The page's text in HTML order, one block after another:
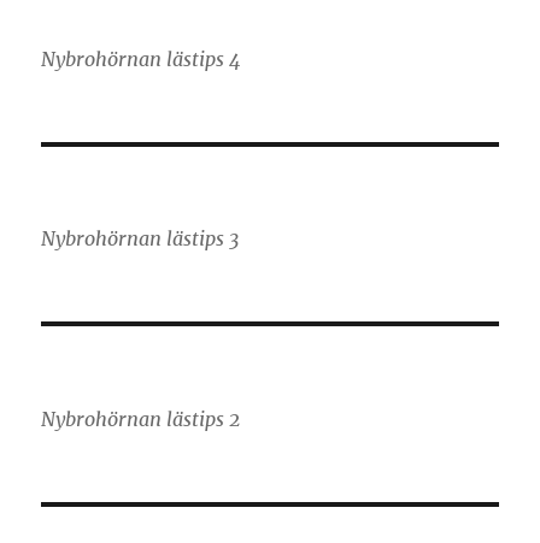
Nybrohörnan lästips 4
Nybrohörnan lästips 3
Nybrohörnan lästips 2